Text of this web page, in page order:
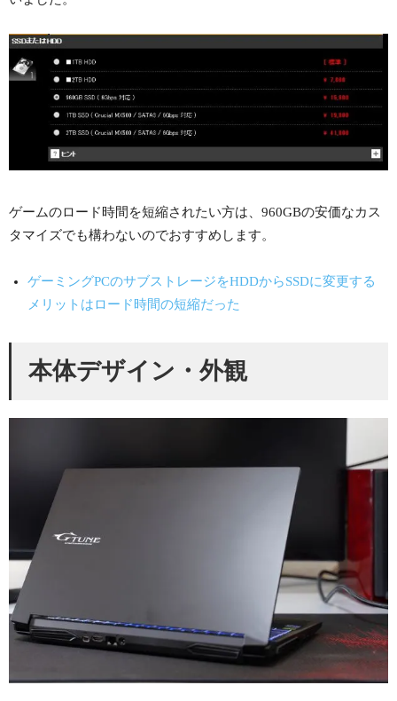
ゲームのロード時間を短縮されたい方は、960GBの安価なカス
タマイズでも構わないのでおすすめします。
ゲーミングPCのサブストレージをHDDからSSDに変更する
メリットはロード時間の短縮だった
本体デザイン・外観